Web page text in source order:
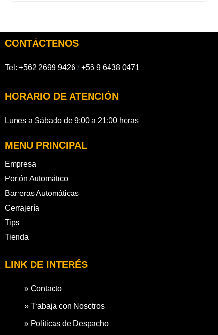
CONTÁCTENOS
Tel: +562 2699 9426 / +56 9 6438 0471
HORARIO DE ATENCIÓN
Lunes a Sábado de 9:00 a 21:00 horas
MENU PRINCIPAL
Empresa
Portón Automático
Barreras Automáticas
Cerrajería
Tips
Tienda
LINK DE INTERÉS
» Contacto
» Trabaja con Nosotros
» Políticas de Despacho